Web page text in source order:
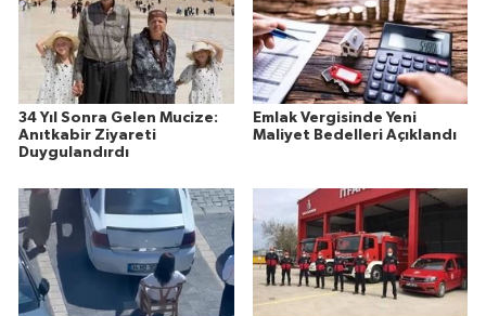
34 Yıl Sonra Gelen Mucize:
Anıtkabir Ziyareti
Duygulandırdı
Emlak Vergisinde Yeni
Maliyet Bedelleri Açıklandı